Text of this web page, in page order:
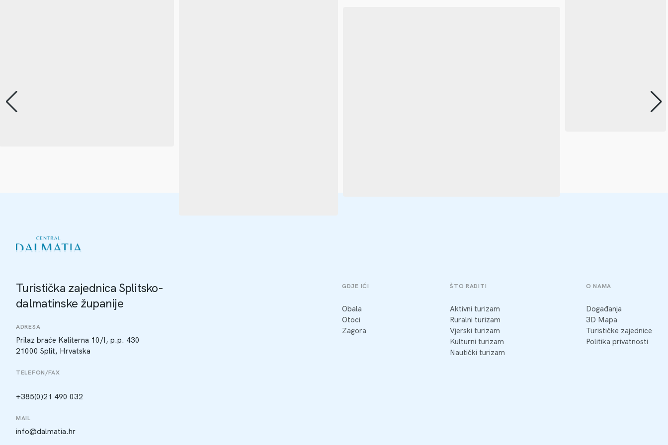
Turistička zajednica Splitsko-
dalmatinske županije
ADRESA
Prilaz braće Kaliterna 10/I, p.p. 430
21000 Split, Hrvatska
TELEFON/FAX
+385(0)21 490 032
MAIL
info@dalmatia.hr
GDJE IĆI
Obala
Otoci
Zagora
ŠTO RADITI
Aktivni turizam
Ruralni turizam
Vjerski turizam
Kulturni turizam
Nautički turizam
O NAMA
Događanja
3D Mapa
Turističke zajednice
Politika privatnosti